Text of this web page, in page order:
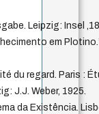
Leipzig: Insel
em
du regard. Paris :
J.J. Weber, 1925.
da Existência.